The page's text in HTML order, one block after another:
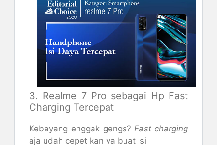
3. Realme 7 Pro sebagai Hp Fast
Charging Tercepat
Kebayang enggak gengs? Fast charging
aja udah cepet kan ya buat isi